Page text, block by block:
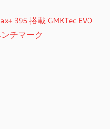
395 搭載 GMKTec EVO
ンチマーク